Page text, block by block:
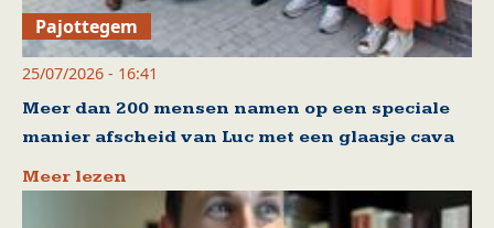
Pajottegem
25/07/2026 - 16:41
Meer dan 200 mensen namen op een speciale
manier afscheid van Luc met een glaasje cava
Meer lezen